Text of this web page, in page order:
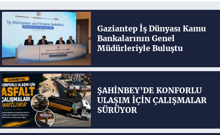
Gaziantep İş Dünyası Kamu
Bankalarının Genel
Müdürleriyle Buluştu
ŞAHİNBEY’DE KONFORLU
ULAŞIM İÇİN ÇALIŞMALAR
SÜRÜYOR